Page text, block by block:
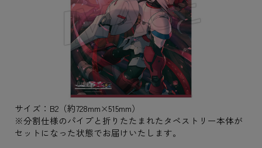
サイズ：B2（約728mm×515mm）
※分割仕様のパイプと折りたたまれたタペストリー本体が
セットになった状態でお届けいたします。